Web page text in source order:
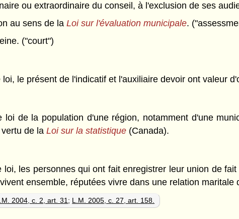
ou extraordinaire du conseil, à l'exclusion de ses
au sens de laLoi sur l'évaluation municipale.
("court")
le présent de l'indicatif et l'auxiliaire devoir ont valeur
loi de la population d'une région, notamment d'une
de la Loi sur la statistique (Canada).
loi, les personnes qui ont fait enregistrer leur union de
ensemble, réputées vivre dans une relation maritale
2004, c. 2, art. 31; L.M. 2005, c. 27, art. 158.